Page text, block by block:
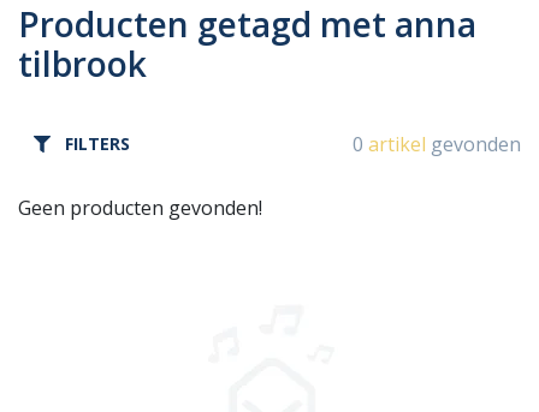
Producten getagd met anna
tilbrook
FILTERS 0 artikel gevonden
Geen producten gevonden!